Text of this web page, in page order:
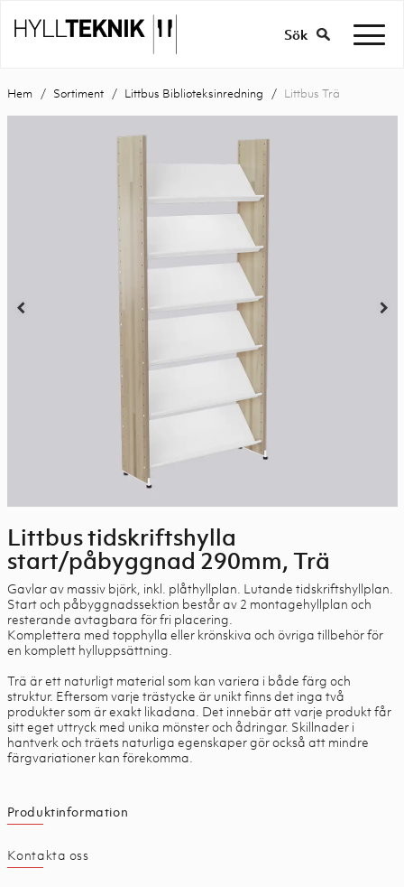
Sök
Hem Sortiment Littbus Biblioteksinredning Littbus Trä
Littbus tidskriftshylla
start/påbyggnad 290mm, Trä
Gavlar av massiv björk, inkl. plåthyllplan. Lutande tidskriftshyllplan.
Start och påbyggnadssektion består av 2 montagehyllplan och
resterande avtagbara för fri placering.
Komplettera med topphylla eller krönskiva och övriga tillbehör för
en komplett hylluppsättning.
Trä är ett naturligt material som kan variera i både färg och
struktur. Eftersom varje trästycke är unikt finns det inga två
produkter som är exakt likadana. Det innebär att varje produkt får
sitt eget uttryck med unika mönster och ådringar. Skillnader i
hantverk och träets naturliga egenskaper gör också att mindre
färgvariationer kan förekomma.
Produktinformation
Kontakta oss